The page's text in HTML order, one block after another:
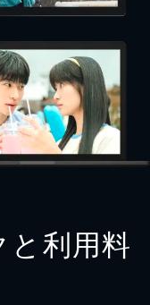
利用料